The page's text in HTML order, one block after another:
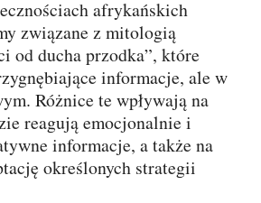
afrykańskich
związane z mitologią
od ducha przodka”, które
informacje, ale w
Różnice te wpływają na
reagują emocjonalnie i
informacje, a także na
określonych strategii